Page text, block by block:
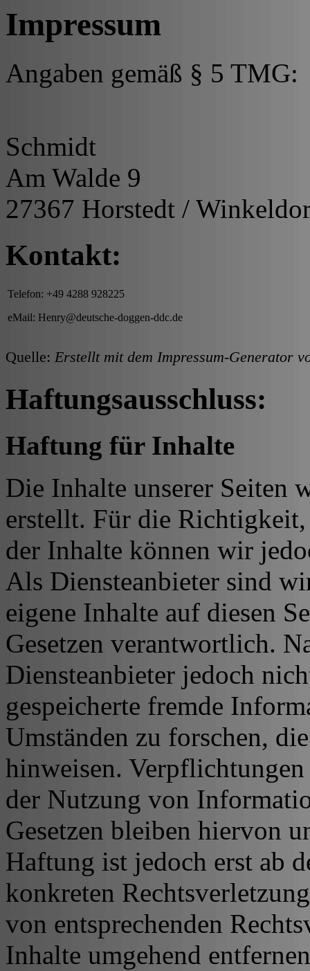
Impressum
Angaben gemäß § 5 TMG:
Schmidt
Am Walde 9
27367 Horstedt /
Kontakt:
Telefon: +49 4288 928225
eMail: Henry@deutsche-doggen-ddc.de
Quelle: Erstellt mit dem Impressum-Generator
Haftungsausschluss:
Haftung für Inhalte
Die Inhalte unserer Seiten
erstellt. Für die
der Inhalte können wir
Als Diensteanbieter sind
eigene Inhalte auf diesen
Gesetzen verantwortlich.
Diensteanbieter jedoch
gespeicherte fremde
Umständen zu forschen,
hinweisen.
der Nutzung von
Gesetzen bleiben hiervon
Haftung ist jedoch erst ab
konkreten
von entsprechenden
Inhalte umgehend